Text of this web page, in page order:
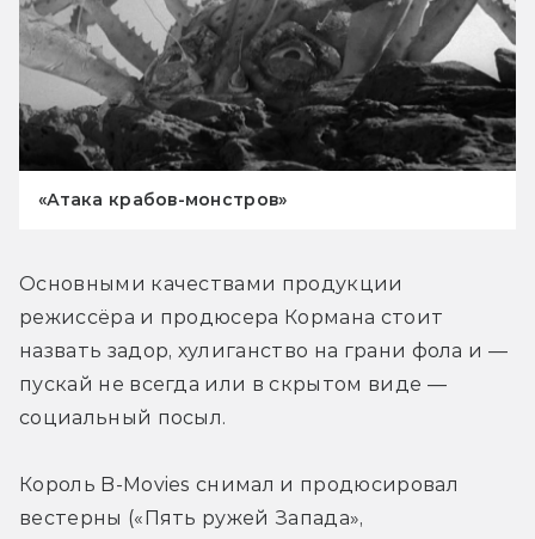
«Атака крабов-монстров»
Основными качествами продукции
режиссёра и продюсера Кормана стоит
назвать задор, хулиганство на грани фола и —
пускай не всегда или в скрытом виде —
социальный посыл.
Король B-Movies снимал и продюсировал
вестерны («Пять ружей Запада»,